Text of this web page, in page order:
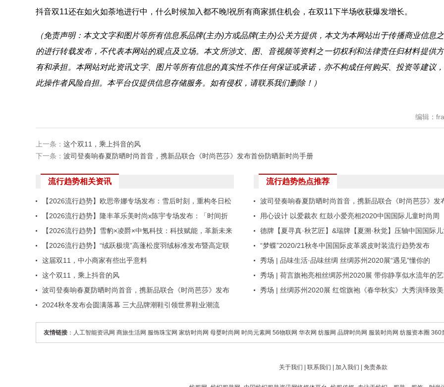
抖音双11还在如火如荼地进行中，什么时候加入都不晚!祝所有商家抓住机会，在双11下半场收获爆发增长。
（免责声明：本文文字和图片等所有信息系品牌(主办)方或品牌(主办)公关方提供，本文为本网站出于传播商业信息
的进行转载发布，不代表本网站的观点及立场。本文所涉文、图、音视频等资料之一切权利和法律责任归材料提供
有和承担。本网站对此资讯文字、图片等所有信息的真实性不作任何保证或承诺，亦不构成任何购买、投资等建议
此操作者风险自担。本平台仅提供信息存储服务。如有侵权，请联系我们删除！）
编辑：
上一条： 这个双11，乘上抖音的风
下一条： 波司登奏响春夏防晒时尚首音，携新品联合《时尚芭莎》发布首份防晒新时尚手册
流行趋势相关资讯
【2026流行趋势】欧思帝娜专场发布：雪后时刻，重构冬日松
弛美学
【2026流行趋势】隆丰革乐美时尚x陈宇专场发布：「时间折
叠」重塑材料美学
【2026流行趋势】雪豹×凌爵×中氪科技：科技赋能，革新未来
【2026流行趋势】“绒跃极境”高蓬松度羽绒标准发布暨高定联
名大秀
这届双11，中小商家有些出乎意料
这个双11，乘上抖音的风
波司登奏响春夏防晒时尚首音，携新品联合《时尚芭莎》发布
首份防晒新时尚手册
2024秋冬发布会圆满落幕 三大品牌潮鞋引领世界鞋业潮流
流行趋势热点推荐
波司登奏响春夏防晒时尚首音，携新品联合《时尚芭莎》发
首份防晒新时尚手册
用心设计 以爱裁衣 红鼓小爱亮相2020中国国际儿童时尚周
德牌【夏寻真·秋艺匠】&瑞牌【夏溯·秋觉】压轴中国国际
时尚周闭幕大秀
“梦蝶”2020/21秋冬中国国际皮革裘皮时装流行趋势发布
秀场 | 品味生活·品味丝绸 丝绸苏州2020展“遇见”懂你的
YESLAND
秀场 | 荷言旗袍亮相丝绸苏州2020展 带你静享似水流年的
之美
秀场 | 丝绸苏州2020展 红馆旗袍《春华秋实》大秀演绎致
友情链接 ： 人工智能资讯网 商旅生活网 服饰珠宝网 家纺时尚网 母婴时尚网 时尚元素网 56物联网 华衣网 纺服网 品牌时尚网 服装时尚网 纺服资本圈 360
关于我们 | 联系我们 | 加入我们 | 免责条款